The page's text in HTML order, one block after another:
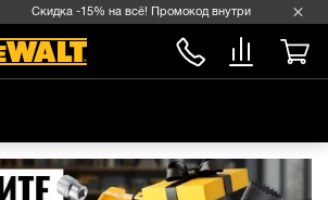
Скидка -15% на всё! Промокод внутри →